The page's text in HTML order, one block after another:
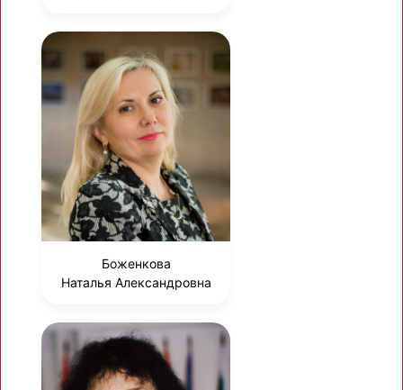
Боженкова
Наталья Александровна